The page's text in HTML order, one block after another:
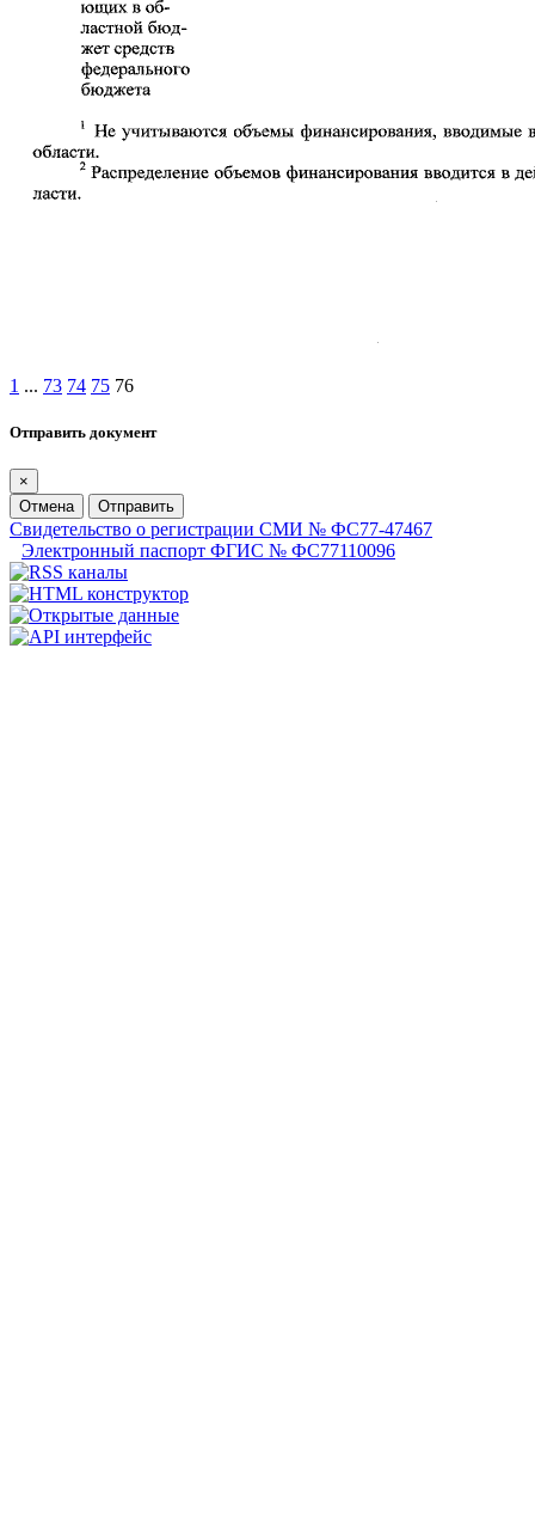
1 ... 73 74 75 76
Отправить документ
×
Отмена
Отправить
Свидетельство о регистрации СМИ № ФС77-47467
Электронный паспорт ФГИС № ФС77110096